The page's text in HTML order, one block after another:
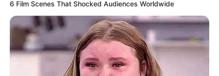
6 Film Scenes That Shocked Audiences Worldwide